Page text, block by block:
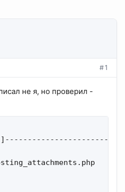
#1
не я, но проверил -